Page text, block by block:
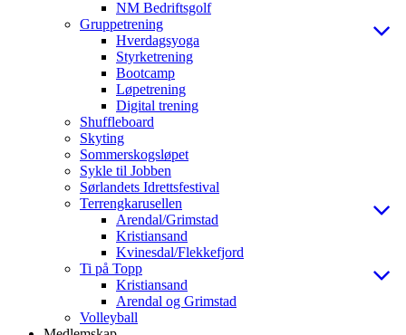
NM Bedriftsgolf
Gruppetrening
Hverdagsyoga
Styrketrening
Bootcamp
Løpetrening
Digital trening
Shuffleboard
Skyting
Sommerskogsløpet
Sykle til Jobben
Sørlandets Idrettsfestival
Terrengkarusellen
Arendal/Grimstad
Kristiansand
Kvinesdal/Flekkefjord
Ti på Topp
Kristiansand
Arendal og Grimstad
Volleyball